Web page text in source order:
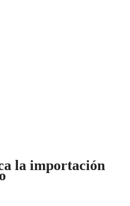
la importación